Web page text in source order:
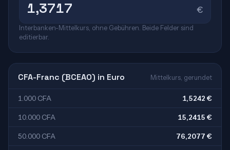
€
Interbanken-Mittelkurs, ohne Gebühren. Beide Felder sind
editierbar.
CFA-Franc (BCEAO) in Euro Mittelkurs, gerundet
1.000 CFA 1,5242 €
10.000 CFA 15,2415 €
50.000 CFA 76,2077 €